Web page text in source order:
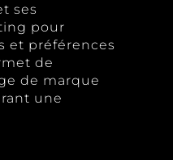
ses
pour
et préférences
de
de marque
une